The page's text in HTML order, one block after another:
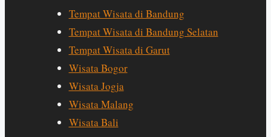
Tempat Wisata di Bandung
Tempat Wisata di Bandung Selatan
Tempat Wisata di Garut
Wisata Bogor
Wisata Jogja
Wisata Malang
Wisata Bali